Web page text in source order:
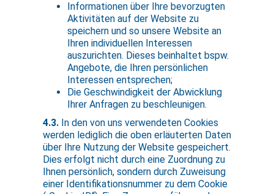
Informationen über Ihre bevorzugten
Aktivitäten auf der Website zu
speichern und so unsere Website an
Ihren individuellen Interessen
auszurichten. Dieses beinhaltet bspw.
Angebote, die Ihren persönlichen
Interessen entsprechen;
Die Geschwindigkeit der Abwicklung
Ihrer Anfragen zu beschleunigen.
4.3. In den von uns verwendeten Cookies
werden lediglich die oben erläuterten Daten
über Ihre Nutzung der Website gespeichert.
Dies erfolgt nicht durch eine Zuordnung zu
Ihnen persönlich, sondern durch Zuweisung
einer Identifikationsnummer zu dem Cookie